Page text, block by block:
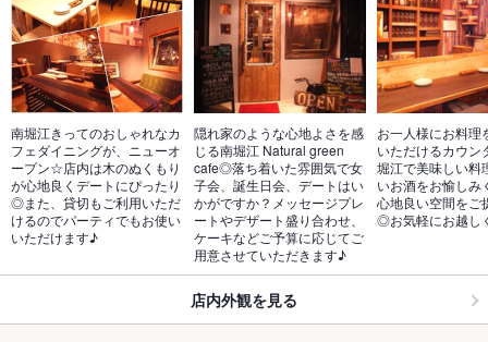
南堀江きってのおしゃれなカ
フェダイニングが、ニューオ
ープン☆店内は木のぬくもり
が心地良くデートにぴったり
◎また、貸切もご利用いただ
けるのでパーティでもお使い
いただけます♪
隠れ家のような心地よさを感
じる南堀江 Natural green
cafe◎落ち着いた雰囲気で女
子会、誕生日会、デートはい
かがですか？メッセージプレ
ートやデザート盛り合わせ、
ケーキなどご予算に応じてご
用意させていただきます♪
お一人様にお料理
いただけるカウン
堀江で美味しい料
いお酒をお愉しみ
心地良い空間をご
◎お気軽にお越し
店内外観を見る